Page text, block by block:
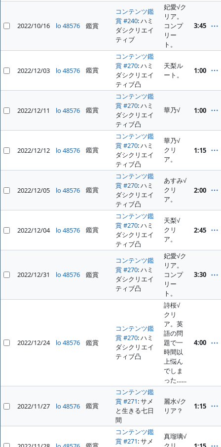
2022/10/16 lo 48576 鑑賞
コンテンツ鑑
賞 #240: ハミ
ダシクリエイ
ティブ
妃愛√ク
リア。
コンプ
リー
ト。
3:45
2022/12/03 lo 48576 鑑賞
コンテンツ鑑
賞 #270: ハミ
ダシクリエイ
ティブ凸
天梨ル
ート。
1:00
2022/12/11 lo 48576 鑑賞
コンテンツ鑑
賞 #270: ハミ
ダシクリエイ
ティブ凸
華乃√ 1:00
2022/12/12 lo 48576 鑑賞
コンテンツ鑑
賞 #270: ハミ
ダシクリエイ
ティブ凸
華乃√
クリ
ア。
1:15
2022/12/05 lo 48576 鑑賞
コンテンツ鑑
賞 #270: ハミ
ダシクリエイ
ティブ凸
あすみ√
クリ
ア。
2:00
2022/12/04 lo 48576 鑑賞
コンテンツ鑑
賞 #270: ハミ
ダシクリエイ
ティブ凸
天梨√
クリ
ア。
2:45
2022/12/31 lo 48576 鑑賞
コンテンツ鑑
賞 #270: ハミ
ダシクリエイ
ティブ凸
妃愛√ク
リア。
コンプ
リー
ト。
3:30
2022/12/24 lo 48576 鑑賞
コンテンツ鑑
賞 #270: ハミ
ダシクリエイ
ティブ凸
詩桜√
クリ
ア。英
語の問
題で一
時間以
上悩ん
でしま
った……
4:00
2022/11/27 lo 48576 鑑賞
コンテンツ鑑
賞 #271: サメ
と生きる七日
間
麗水√ク
リア？
1:15
コンテンツ鑑
賞 #271: サメ
真瑠璃√